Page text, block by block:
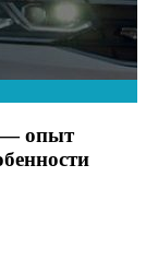
— опыт